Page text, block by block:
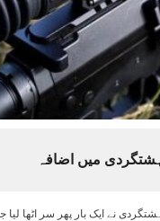
میں اضافہ